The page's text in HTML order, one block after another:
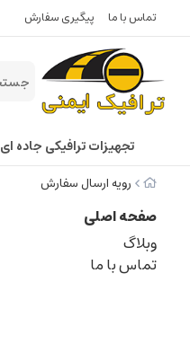
تماس با ما پیگیری سفارش
تجهیزات ترافیکی جاده ای
رویه ارسال سفارش
صفحه اصلی
وبلاگ
تماس با ما